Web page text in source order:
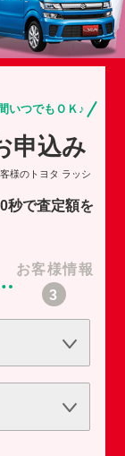
いつでもＯＫ♪
申込み
様のトヨタ ラッシ
秒で査定額を
お客様情報